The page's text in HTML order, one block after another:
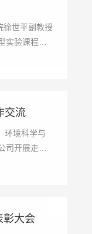
徐世平副教授
验课程组
交流
环境科学与
开展走访
彰大会